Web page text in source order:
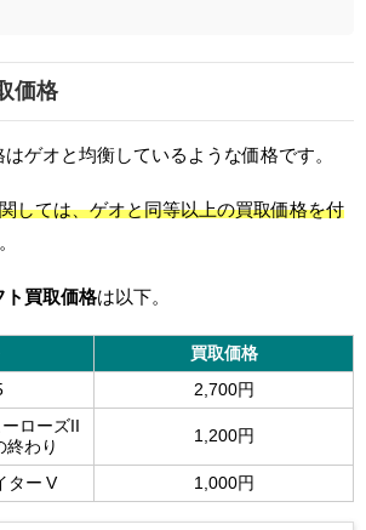
価格
ゲオと均衡しているような価格です。
しては、ゲオと同等以上の買取価格を付
ト買取価格は以下。
買取価格
2,700円
ローズII
終わり
1,200円
ター V 1,000円